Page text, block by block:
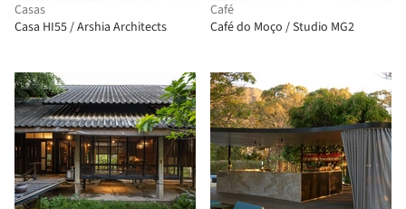
Casas
Casa HI55 / Arshia Architects
Café
Café do Moço / Studio MG2